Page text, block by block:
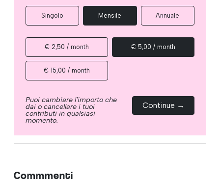
Singolo Mensile Annuale
€ 2,50 / month € 5,00 / month
€ 15,00 / month
Puoi cambiare l'importo che
dai o cancellare i tuoi
contributi in qualsiasi
momento.
Continue →
Commmenti